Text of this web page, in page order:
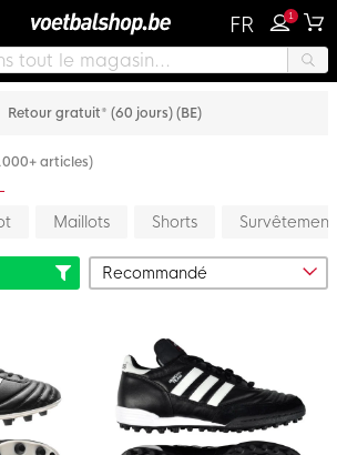
FR 1
Retour gratuit* (60 jours) (BE)
articles)
Maillots Shorts